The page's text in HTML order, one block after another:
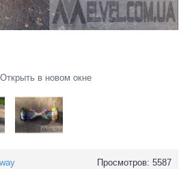
Открыть в новом окне
Просмотров: 5587